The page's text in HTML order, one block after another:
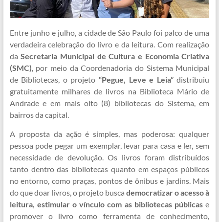
Entre junho e julho, a cidade de São Paulo foi palco de uma
verdadeira celebração do livro e da leitura. Com realização
daSecretaria Municipal de Cultura e Economia Criativa
(SMC), por meio da Coordenadoria do Sistema Municipal
de Bibliotecas, o projeto “Pegue, Leve e Leia”distribuiu
gratuitamente milhares de livros na Biblioteca Mário de
Andrade e em mais oito (8) bibliotecas do Sistema, em
bairros da capital.
A proposta da ação é simples, mas poderosa: qualquer
pessoa pode pegar um exemplar, levar para casa e ler, sem
necessidade de devolução. Os livros foram distribuídos
tanto dentro das bibliotecas quanto em espaços públicos
no entorno, como praças, pontos de ônibus e jardins. Mais
do que doar livros, o projeto buscademocratizar o acesso à
leitura, estimular o vínculo com as bibliotecas públicas e
promover o livro como ferramenta de conhecimento,